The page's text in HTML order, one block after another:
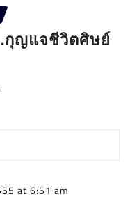
กุญแจชีวิตศิษย์
at 6:51 am